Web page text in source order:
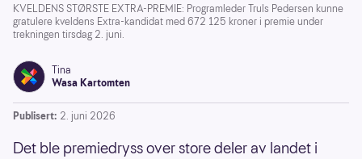
KVELDENS STØRSTE EXTRA-PREMIE: Programleder Truls Pedersen kunne
gratulere kveldens Extra-kandidat med 672 125 kroner i premie under
trekningen tirsdag 2. juni.
Tina
Wasa Kartomten
Publisert: 2. juni 2026
Det ble premiedryss over store deler av landet i